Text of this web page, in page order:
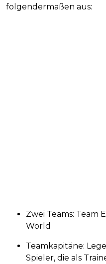
folgendermaßen aus:
Zwei Teams: Team
World
Teamkapitäne:
Spieler, die als